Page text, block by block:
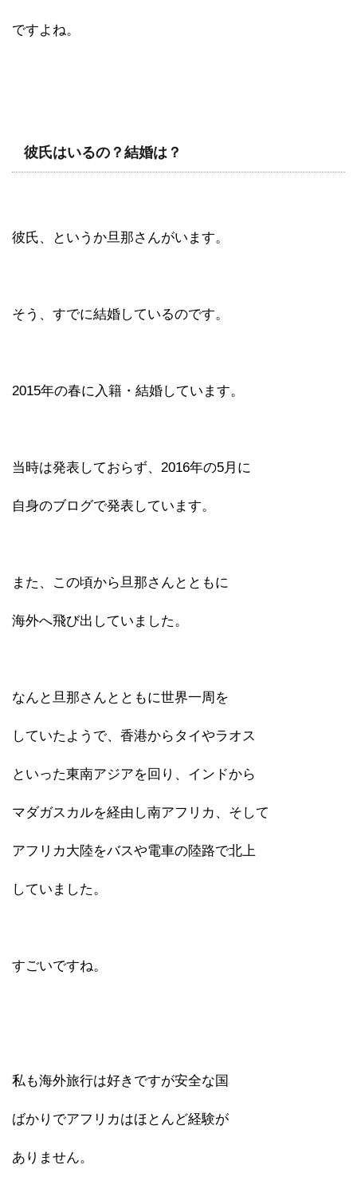
ですよね。
彼氏はいるの？結婚は？
彼氏、というか旦那さんがいます。
そう、すでに結婚しているのです。
2015年の春に入籍・結婚しています。
当時は発表しておらず、2016年の5月に
自身のブログで発表しています。
また、この頃から旦那さんとともに
海外へ飛び出していました。
なんと旦那さんとともに世界一周を
していたようで、香港からタイやラオス
といった東南アジアを回り、インドから
マダガスカルを経由し南アフリカ、そして
アフリカ大陸をバスや電車の陸路で北上
していました。
すごいですね。
私も海外旅行は好きですが安全な国
ばかりでアフリカはほとんど経験が
ありません。